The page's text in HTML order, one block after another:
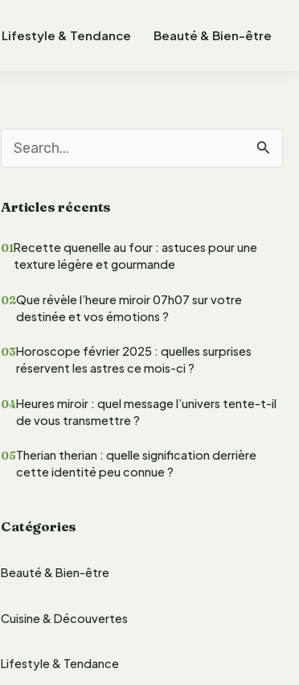
Lifestyle & Tendance Beauté & Bien-être
c
r
h
r
Articles récents
Recette quenelle au four : astuces pour une
texture légère et gourmande
Que révèle l’heure miroir 07h07 sur votre
destinée et vos émotions ?
Horoscope février 2025 : quelles surprises
réservent les astres ce mois-ci ?
Heures miroir : quel message l’univers tente-t-il
de vous transmettre ?
Therian therian : quelle signification derrière
cette identité peu connue ?
Catégories
Beauté & Bien-être
Cuisine & Découvertes
Lifestyle & Tendance